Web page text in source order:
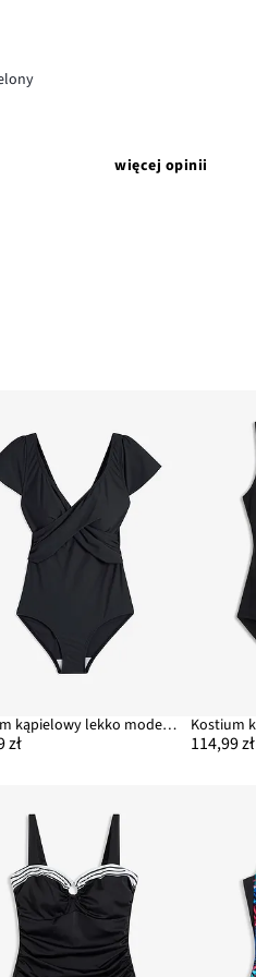
więcej opinii
Kostium kąpielowy lekko modelujący sylwetkę
zł 114,99 zł